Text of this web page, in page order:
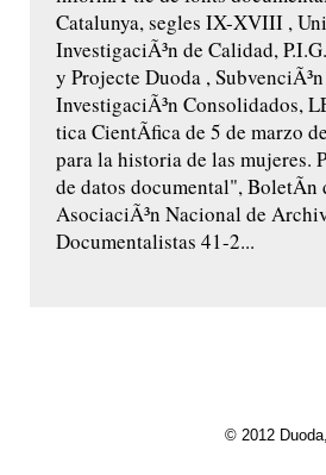
Catalunya, segles IX-XVIII ,
InvestigaciÃ³n de Calidad,
y Projecte Duoda ,
InvestigaciÃ³n Consolidados,
tica CientÃ­fica de 5 de marzo
para la historia de las mujeres.
de datos documental",
AsociaciÃ³n Nacional de
Documentalistas 41-2...
© 2012